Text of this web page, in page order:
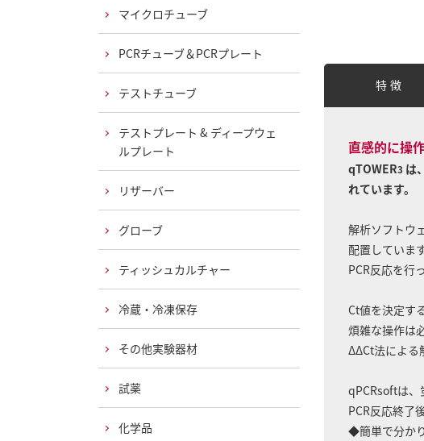
特 徴
直感的に操
qTOWER3 は
れています。
解析ソフトウ
配置していま
PCR反応を行
Ct値を決定す
煩雑な操作は
ΔΔCt法による
qPCRsoftは、
PCR反応終了
◆簡単で分か
マイクロチューブ
PCRチューブ＆PCRプレート
テストチューブ
テストプレート & ディープウェ
ルプレート
リザーバー
グローブ
ティッシュカルチャー
冷蔵・冷凍保存
その他実験器材
試薬
化学品